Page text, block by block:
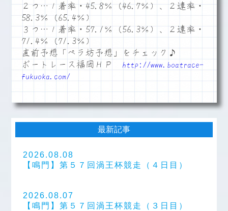
２つ…１着率・45.8％（46.7％）、２連率・
58.3％（65.4％）
３つ…１着率・57.1％（56.3％）、２連率・
71.4％（71.3％）
直前予想「ペラ坊予想」をチェック♪
ボートレース福岡ＨＰ http://www.boatrace-
fukuoka.com/
最新記事
2026.08.08
【鳴門】第５７回渦王杯競走（４日目）
2026.08.07
【鳴門】第５７回渦王杯競走（３日目）